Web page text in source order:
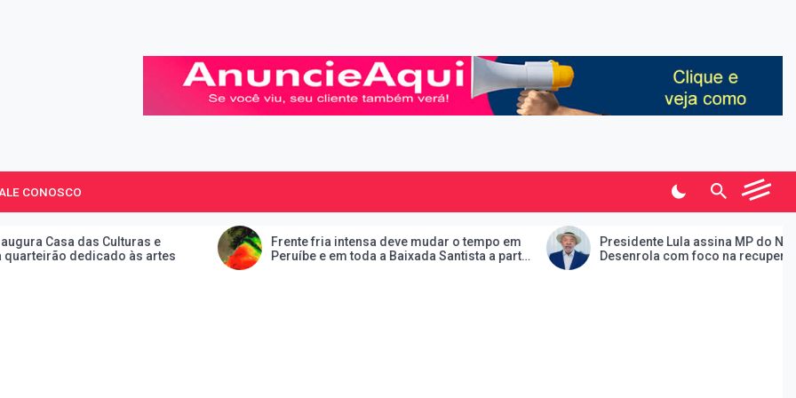
CONOSCO
Culturas e
às artes
Frente fria intensa deve mudar o tempo em
Peruíbe e em toda a Baixada Santista a partir
de domingo
Presidente Lula assina MP do Novo
Desenrola com foco na recuperação
financeira de famílias, estudantes e